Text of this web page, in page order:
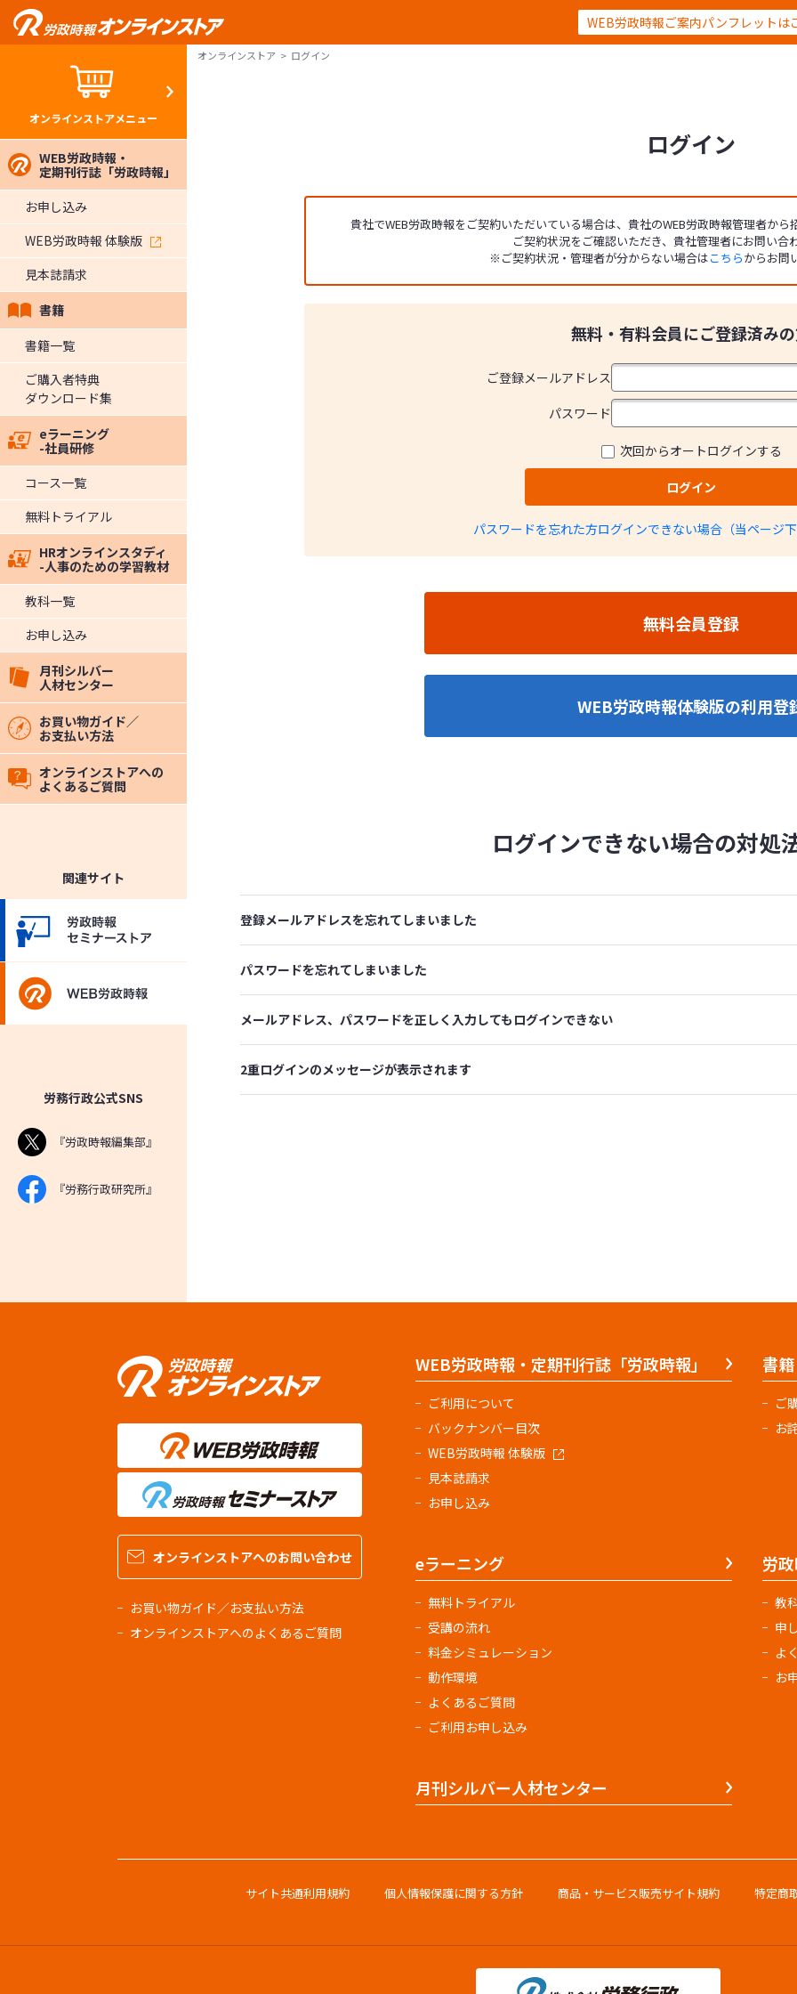
WEB労政時報ご案内パンフレットは
オンラインストアメニュー
WEB労政時報・
定期刊行誌「労政時報」
お申し込み
WEB労政時報 体験版
見本誌請求
書籍
書籍一覧
ご購入者特典
ダウンロード集
eラーニング
-社員研修
コース一覧
無料トライアル
HRオンラインスタディ
-人事のための学習教材
教科一覧
お申し込み
月刊シルバー
人材センター
お買い物ガイド／
お支払い方法
オンラインストアへの
よくあるご質問
関連サイト
労務行政公式SNS
『労政時報編集部』
『労務行政研究所』
オンラインストア ログイン
ログイン
貴社でWEB労政時報をご契約いただいている場合は、貴社のWEB労政時報管理者から
ご契約状況をご確認いただき、貴社管理者にお問い合
※ご契約状況・管理者が分からない場合はこちらからお問
無料・有料会員にご登録済み
ご登録メールアドレス
パスワード
次回からオートログインする
ログイン
パスワードを忘れた方ログインできない場合（当ページ
無料会員登録
WEB労政時報体験版の利用登
ログインできない場合の対処
登録メールアドレスを忘れてしまいました
パスワードを忘れてしまいました
メールアドレス、パスワードを正しく入力してもログインできない
2重ログインのメッセージが表示されます
オンラインストアへのお問い合わせ
お買い物ガイド／お支払い方法
オンラインストアへのよくあるご質問
WEB労政時報・定期刊行誌「労政時報」
ご利用について
バックナンバー目次
WEB労政時報 体験版
見本誌請求
お申し込み
書籍
ご
お
eラーニング
無料トライアル
受講の流れ
料金シミュレーション
動作環境
よくあるご質問
ご利用お申し込み
労
教
申
よ
お
月刊シルバー人材センター
サイト共通利用規約 個人情報保護に関する方針 商品・サービス販売サイト規約 特定商